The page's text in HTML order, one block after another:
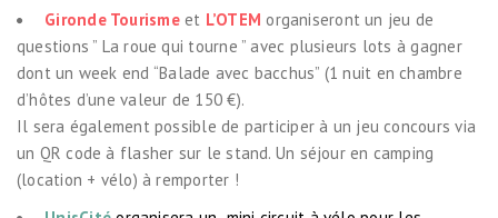
Gironde Tourisme et L’OTEMorganiseront un jeu de
questions ” La roue qui tourne ” avec plusieurs lots à gagner
dont un week end “Balade avec bacchus” (1 nuit en chambre
d’hôtes d’une valeur de 150 €).
Il sera également possible de participer à un jeu concours via
un QR code à flasher sur le stand. Un séjour en camping
(location + vélo) à remporter !